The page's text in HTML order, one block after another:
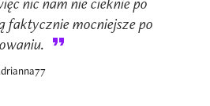
faktycznie mocniejsze po